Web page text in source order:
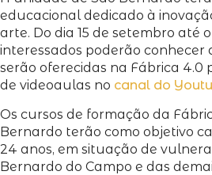
educacional dedicado à
arte. Do dia 15 de setembro até
interessados poderão conhecer
serão oferecidas na Fábrica 4.0
de videoaulas no canal do
Os cursos de formação da
Bernardo terão como objetivo
24 anos, em situação de
Bernardo do Campo e das